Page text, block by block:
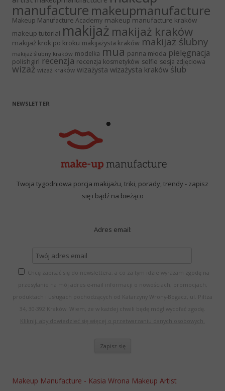
manufacture makeupmanufacture
Makeup Manufacture Academy makeup manufacture kraków
makeup tutorial makijaż makijaż kraków
makijaż krok po kroku makijażysta kraków makijaż ślubny
makijaż ślubny kraków modelka mua panna młoda pielęgnacja
polishgirl recenzja recenzja kosmetyków selfie sesja zdjęciowa
wizaż wizaż kraków wizażysta wizażysta kraków ślub
NEWSLETTER
Twoja tygodniowa porcja makijażu, triki, porady, trendy - zapisz
się i bądź na bieżąco
Adres email:
Chcę zapisać się do newslettera, a co za tym idzie wyrażam zgodę na
przesyłanie na mój adres e-mail informacji o nowościach, promocjach,
produktach i usługach pochodzących od Katarzyny Wrony-Bogacz, ul. Piltza
34, 30-392 Kraków. Wiem, że w każdej chwili będę mógł wycofać zgodę.
Kliknij, aby dowiedzieć się więcej o przetwarzaniu danych osobowych.
Makeup Manufacture - Kasia Wrona Makeup Artist